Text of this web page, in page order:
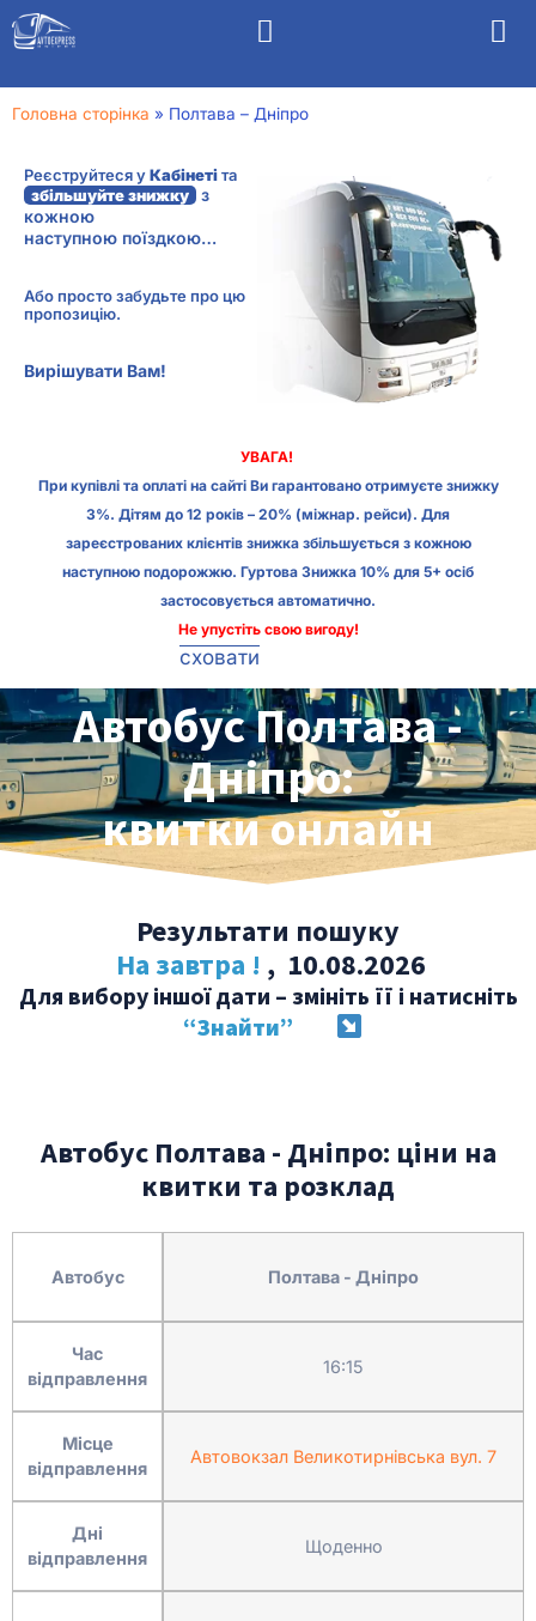
Головна сторінка » Полтава – Дніпро
Реєструйтеся уКабінетіта
збільшуйте знижку з
кожною
наступною поїздкою…
Або просто забудьте про цю
пропозицію.
Вирішувати Вам!
УВАГА!
При купівлі та оплаті на сайті Ви гарантовано отримуєте знижку
3%. Дітям до 12 років – 20% (міжнар. рейси). Для
зареєстрованих клієнтів знижка збільшується з кожною
наступною подорожжю. Гуртова Знижка 10% для 5+ осіб
застосовується автоматично.
Не упустіть свою вигоду!
сховати
Автобус Полтава -
Дніпро:
квитки онлайн
Результати пошуку
На завтра ! , 10.08.2026
Для вибору іншої дати – змініть її і натисніть
“Знайти”
Автобус Полтава - Дніпро: ціни на
квитки та розклад
Автобус
Час
відправлення
Місце
відправлення
Дні
відправлення
Полтава - Дніпро
16:15
Автовокзал Великотирнівська вул. 7
Щоденно